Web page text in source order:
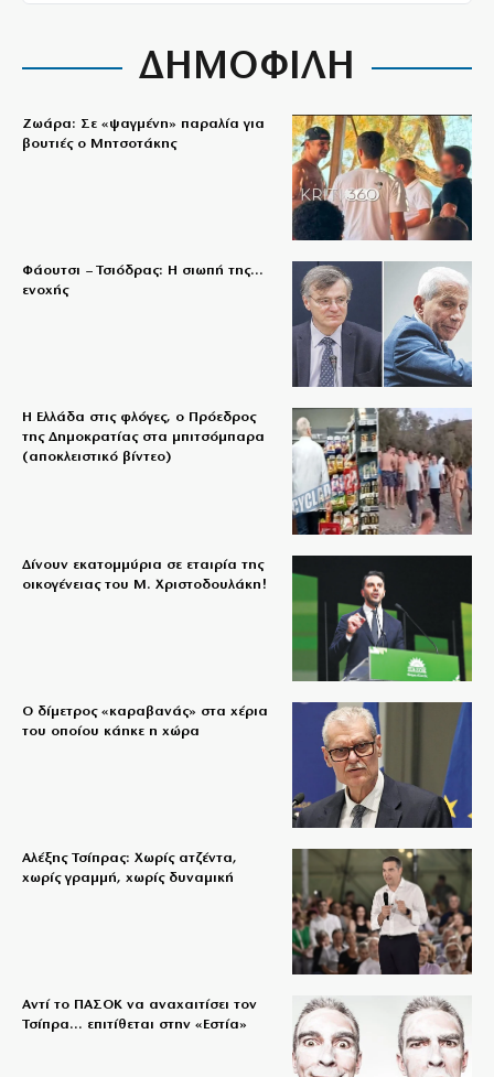
ΔΗΜΟΦΙΛΗ
Ζωάρα: Σε «ψαγμένη» παραλία για
βουτιές ο Μητσοτάκης
Φάουτσι – Τσιόδρας: Η σιωπή της…
ενοχής
Η Ελλάδα στις φλόγες, ο Πρόεδρος
της Δημοκρατίας στα μπιτσόμπαρα
(αποκλειστικό βίντεο)
Δίνουν εκατομμύρια σε εταιρία της
οικογένειας του Μ. Χριστοδουλάκη!
Ο δίμετρος «καραβανάς» στα χέρια
του οποίου κάηκε η χώρα
Αλέξης Τσίπρας: Χωρίς ατζέντα,
χωρίς γραμμή, χωρίς δυναμική
Αντί το ΠΑΣΟΚ να αναχαιτίσει τον
Τσίπρα… επιτίθεται στην «Εστία»